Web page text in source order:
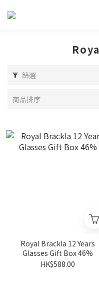
篩選
商品排序
Royal Brackla 12 Years
Glasses Gift Box 46%
HK$588.00